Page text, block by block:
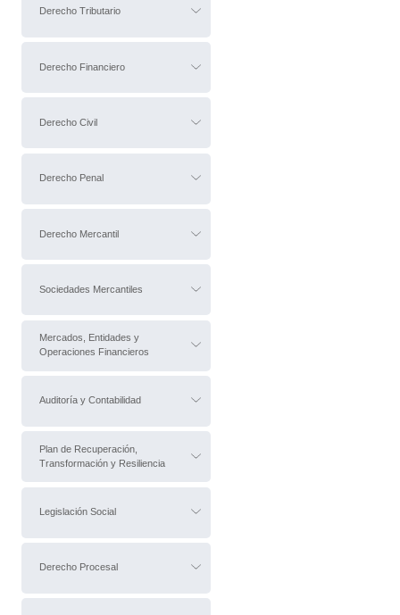
Derecho Tributario
Derecho Financiero
Derecho Civil
Derecho Penal
Derecho Mercantil
Sociedades Mercantiles
Mercados, Entidades y
Operaciones Financieros
Auditoría y Contabilidad
Plan de Recuperación,
Transformación y Resiliencia
Legislación Social
Derecho Procesal